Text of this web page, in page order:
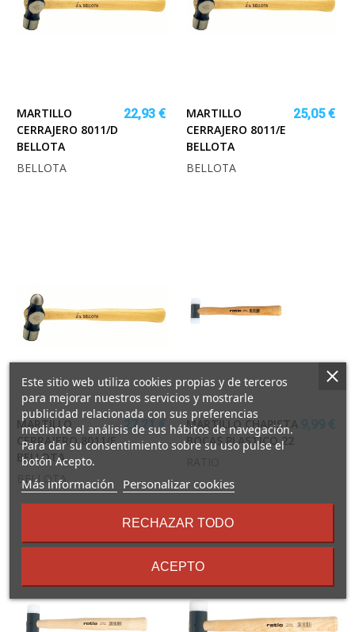
MARTILLO
CERRAJERO 8011/D
BELLOTA
22,93 €
BELLOTA
MARTILLO
CERRAJERO 8011/E
BELLOTA
25,05 €
BELLOTA
MARTILLO
CERRAJERO 8011/F
BELLOTA
27,21 €
BELLOTA
MARTILLO CHAPISTA
BOCAS PLASTICO 22
Este sitio web utiliza cookies propias y de terceros
para mejorar nuestros servicios y mostrarle
publicidad relacionada con sus preferencias
mediante el análisis de sus hábitos de navegación.
Para dar su consentimiento sobre su uso pulse el
botón Acepto.
Más información
sobre
términos
condiciones
Personalizar cookies
RECHAZAR TODO
ACEPTO